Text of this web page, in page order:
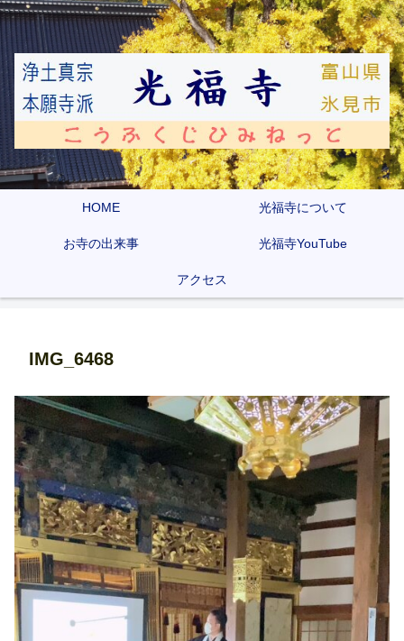
HOME 光福寺について
お寺の出来事 光福寺YouTube
アクセス
IMG_6468